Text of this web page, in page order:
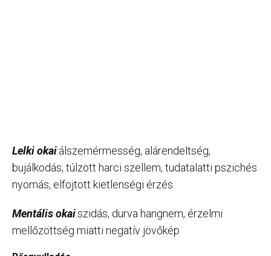
Lelki okai:álszemérmesség, alárendeltség,
bujálkodás, túlzott harci szellem, tudatalatti pszichés
nyomás, elfojtott kietlenségi érzés.
Mentális okai:szidás, durva hangnem, érzelmi
mellőzöttség miatti negatív jövőkép